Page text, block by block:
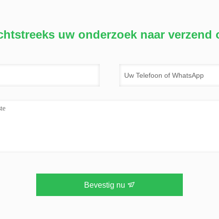
uw onderzoek naar verzend
Bevestig nu